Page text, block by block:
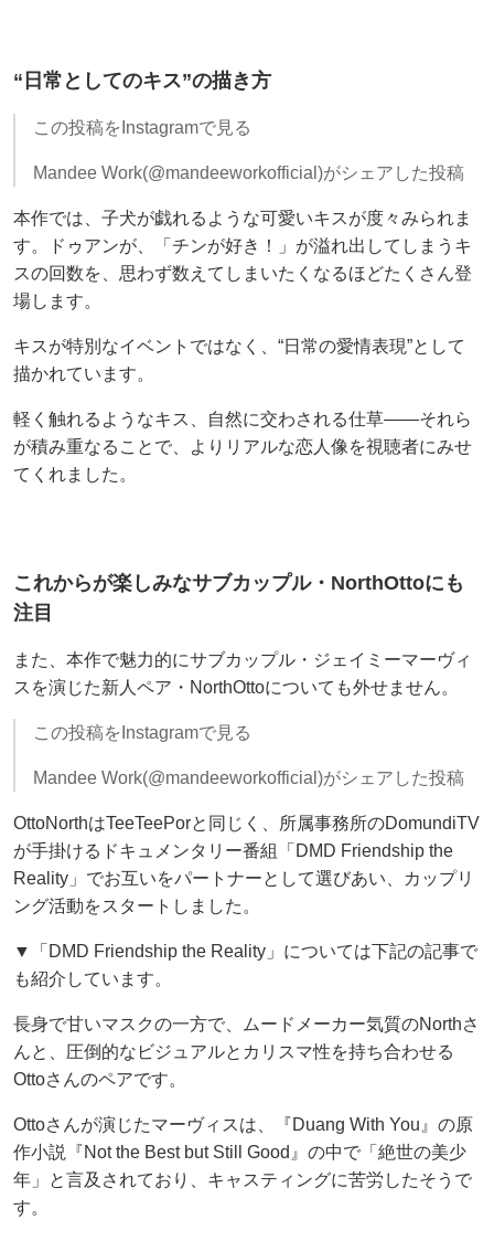
“日常としてのキス”の描き方
この投稿をInstagramで見る
Mandee Work(@mandeeworkofficial)がシェアした投稿
本作では、子犬が戯れるような可愛いキスが度々みられま
す。ドゥアンが、「チンが好き！」が溢れ出してしまうキ
スの回数を、思わず数えてしまいたくなるほどたくさん登
場します。
キスが特別なイベントではなく、“日常の愛情表現”として
描かれています。
軽く触れるようなキス、自然に交わされる仕草――それら
が積み重なることで、よりリアルな恋人像を視聴者にみせ
てくれました。
これからが楽しみなサブカップル・NorthOttoにも
注目
また、本作で魅力的にサブカップル・ジェイミーマーヴィ
スを演じた新人ペア・NorthOttoについても外せません。
この投稿をInstagramで見る
Mandee Work(@mandeeworkofficial)がシェアした投稿
OttoNorthはTeeTeePorと同じく、所属事務所のDomundiTV
が手掛けるドキュメンタリー番組「DMD Friendship the
Reality」でお互いをパートナーとして選びあい、カップリ
ング活動をスタートしました。
▼「DMD Friendship the Reality」については下記の記事で
も紹介しています。
長身で甘いマスクの一方で、ムードメーカー気質のNorthさ
んと、圧倒的なビジュアルとカリスマ性を持ち合わせる
Ottoさんのペアです。
Ottoさんが演じたマーヴィスは、『Duang With You』の原
作小説『Not the Best but Still Good』の中で「絶世の美少
年」と言及されており、キャスティングに苦労したそうで
す。